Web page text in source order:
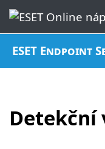
ESET Endpoint